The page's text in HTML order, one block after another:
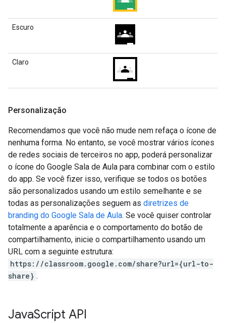
Escuro
Claro
Personalização
Recomendamos que você não mude nem refaça o ícone de
nenhuma forma. No entanto, se você mostrar vários ícones
de redes sociais de terceiros no app, poderá personalizar
o ícone do Google Sala de Aula para combinar com o estilo
do app. Se você fizer isso, verifique se todos os botões
são personalizados usando um estilo semelhante e se
todas as personalizações seguem as diretrizes de
branding do Google Sala de Aula. Se você quiser controlar
totalmente a aparência e o comportamento do botão de
compartilhamento, inicie o compartilhamento usando um
URL com a seguinte estrutura:
https://classroom.google.com/share?url={url-to-
share} .
JavaScript API